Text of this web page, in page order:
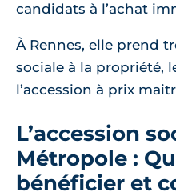
candidats à l’achat
À Rennes, elle prend
sociale à la propriété,
l’accession à prix
L’accession
Métropole :
bénéficier et